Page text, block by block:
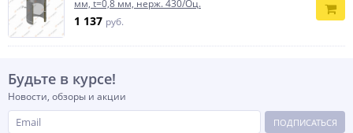
мм, t=0,8 мм, нерж. 430/Оц.
1 137 руб.
Будьте в курсе!
Новости, обзоры и акции
ПОДПИСАТЬСЯ